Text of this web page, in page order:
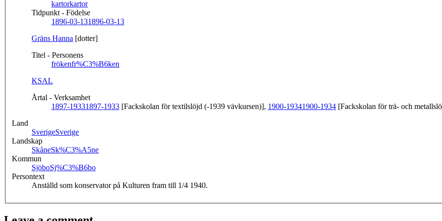
kartorkartor
Tidpunkt - Födelse
1896-03-131896-03-13
Gräns Hanna [dotter]
Titel - Personens
frökenfr%C3%B6ken
KSAL
Årtal - Verksamhet
1897-19331897-1933 [Fackskolan för textilslöjd (-1939 vävkursen)], 1900-19341900-1934 [Fackskolan för trä- och
Land
SverigeSverige
Landskap
SkåneSk%C3%A5ne
Kommun
SjöboSj%C3%B6bo
Persontext
Anställd som konservator på Kulturen fram till 1/4 1940.